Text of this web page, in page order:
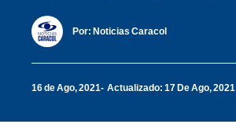
Por: Noticias Caracol
16 de Ago, 2021 Actualizado: 17 De Ago, 2021